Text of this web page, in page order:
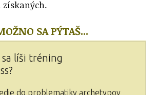
SA PÝTAŠ...
líši tréning
do problematiky archetypov